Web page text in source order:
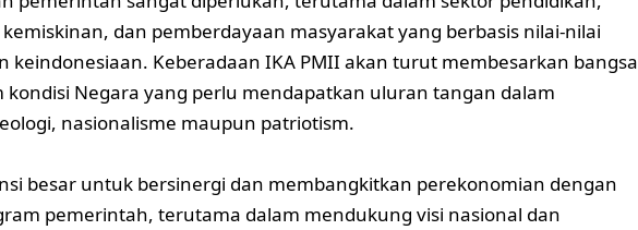
dan pemberdayaan masyarakat yang berbasis nilai-nilai
keindonesiaan. Keberadaan IKA PMII akan turut membesarkan bangsa
kondisi Negara yang perlu mendapatkan uluran tangan dalam
nasionalisme maupun patriotism.
besar untuk bersinergi dan membangkitkan perekonomian dengan
pemerintah, terutama dalam mendukung visi nasional dan